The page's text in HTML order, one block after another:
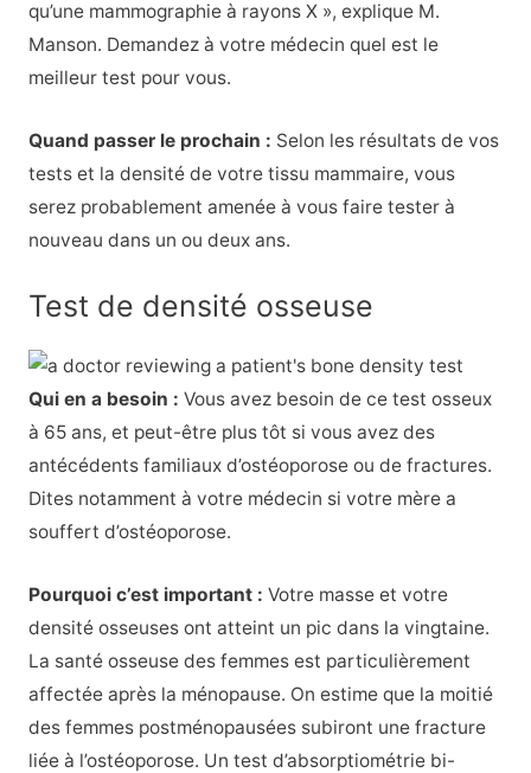
qu’une mammographie à rayons X », explique M.
Manson. Demandez à votre médecin quel est le
meilleur test pour vous.
Quand passer le prochain : Selon les résultats de vos
tests et la densité de votre tissu mammaire, vous
serez probablement amenée à vous faire tester à
nouveau dans un ou deux ans.
Test de densité osseuse
Qui en a besoin : Vous avez besoin de ce test osseux
à 65 ans, et peut-être plus tôt si vous avez des
antécédents familiaux d’ostéoporose ou de fractures.
Dites notamment à votre médecin si votre mère a
souffert d’ostéoporose.
Pourquoi c’est important : Votre masse et votre
densité osseuses ont atteint un pic dans la vingtaine.
La santé osseuse des femmes est particulièrement
affectée après la ménopause. On estime que la moitié
des femmes postménopausées subiront une fracture
liée à l’ostéoporose. Un test d’absorptiométrie bi-